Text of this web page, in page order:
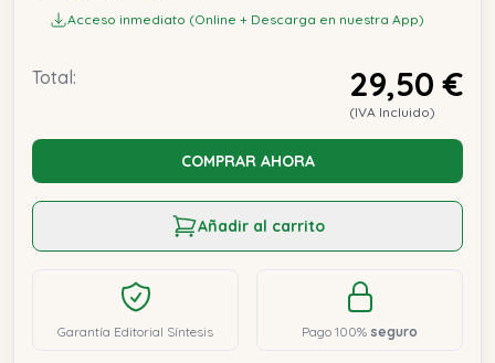
Acceso inmediato (Online + Descarga en nuestra App)
Total: 29,50 €
(IVA Incluido)
COMPRAR AHORA
Añadir al carrito
Garantía Editorial Síntesis Pago 100% seguro